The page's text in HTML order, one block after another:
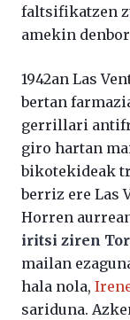
faltsifikatzen
amekin
1942an Las
bertan
gerrillari
giro hartan
bikotekideak
berriz ere Las
Horren
iritsi ziren
mailan
hala nola,
sariduna.